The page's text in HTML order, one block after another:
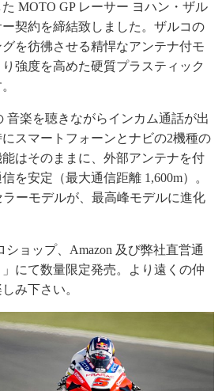
MOTO GP レーサー ヨハン・ザル
契約を締結致しました。ザルコの
を彷彿させる精悍なアンテナ付モ
強度を高めた硬質プラスティック
音楽を聴きながらインカム通話が出
スマートフォーンとナビの2機種の
はそのままに、外部アンテナを付
を安定（最大通信距離 1,600m）。
ーモデルが、最高峰モデルに進化
ョップ、Amazon 及び弊社直営通
にて数量限定発売。より遠くの仲
み下さい。